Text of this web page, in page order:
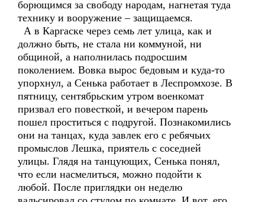
борющимся за свободу народам, нагнетая туда
технику и вооружение – защищаемся.
А в Каргаске через семь лет улица, как и
должно быть, не стала ни коммуной, ни
общиной, а наполнилась подросшим
поколением. Вовка вырос бедовым и куда-то
упорхнул, а Сенька работает в Леспромхозе. В
пятницу, сентябрьским утром военкомат
призвал его повесткой, и вечером парень
пошел проститься с подругой. Познакомились
они на танцах, куда завлек его с ребячьих
промыслов Лешка, приятель с соседней
улицы. Глядя на танцующих, Сенька понял,
что если насмелиться, можно подойти к
любой. После приглядки он неделю